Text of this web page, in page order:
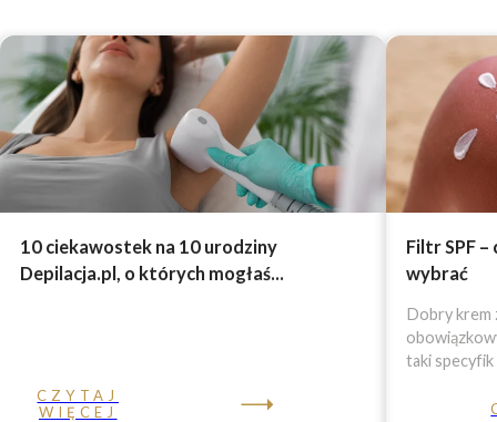
10 ciekawostek na 10 urodziny
Depilacja.pl, o których mogłaś...
CZYTAJ
WIĘCEJ
Filtr SPF
wybrać
Dobry krem
taki specyfik